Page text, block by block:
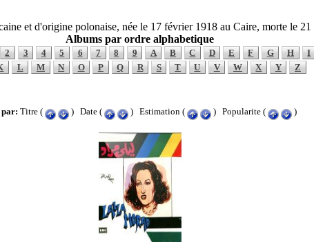
et d'origine polonaise, née le 17 février 1918 au Caire, morte le
Albums par ordre alphabetique
2 3 4 5 6 7 8 9 A B C D E F G H
I
L M N O P Q R S T U V W X Y
Z
Titre ( ) Date ( ) Estimation ( ) Popularite ( )